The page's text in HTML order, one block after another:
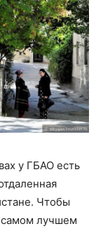
у ГБАО есть
Чтобы
самом лучшем